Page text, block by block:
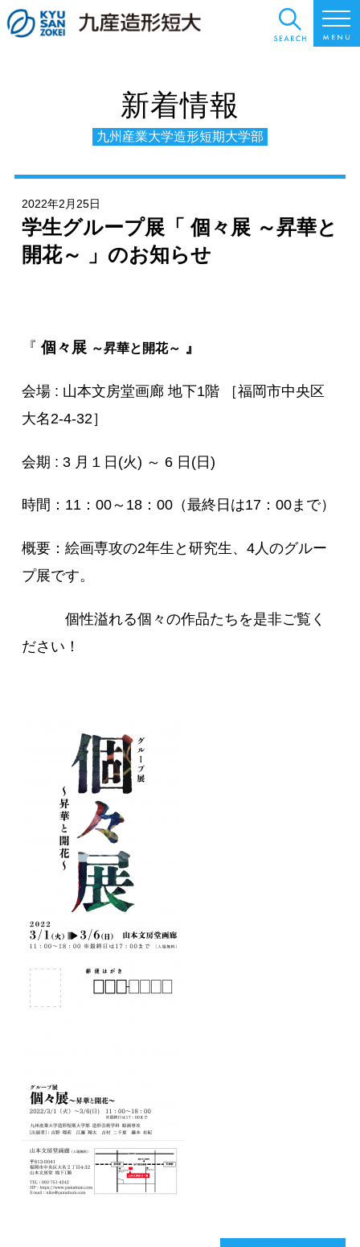
新着情報
九州産業大学造形短期大学部
2022年2月25日
学生グループ展「 個々展 ～昇華と
開花～ 」のお知らせ
『 個々展 ～昇華と開花～ 』
会場 : 山本文房堂画廊 地下1階［福岡市中央区
大名2-4-32］
会期 : 3 月１日(火) ～ 6 日(日)
時間：11：00～18：00（最終日は17：00まで）
概要：絵画専攻の2年生と研究生、4人のグルー
プ展です。
個性溢れる個々の作品たちを是非ご覧く
ださい！